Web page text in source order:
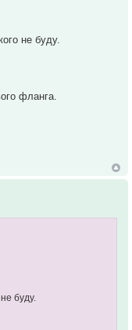
не буду.
фланга.
буду.